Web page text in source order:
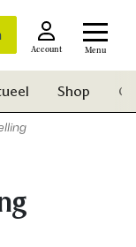
Account Menu
Shop